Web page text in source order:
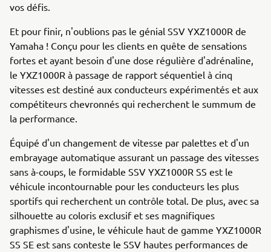
vos défis.
Et pour finir, n'oublions pas le génial SSV YXZ1000R de
Yamaha ! Conçu pour les clients en quête de sensations
fortes et ayant besoin d'une dose régulière d'adrénaline,
le YXZ1000R à passage de rapport séquentiel à cinq
vitesses est destiné aux conducteurs expérimentés et aux
compétiteurs chevronnés qui recherchent le summum de
la performance.
Équipé d'un changement de vitesse par palettes et d'un
embrayage automatique assurant un passage des vitesses
sans à-coups, le formidable SSV YXZ1000R SS est le
véhicule incontournable pour les conducteurs les plus
sportifs qui recherchent un contrôle total. De plus, avec sa
silhouette au coloris exclusif et ses magnifiques
graphismes d'usine, le véhicule haut de gamme YXZ1000R
SS SE est sans conteste le SSV hautes performances de